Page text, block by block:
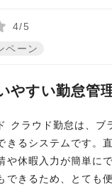
4/5
ペーン
やすい勤怠管
クラウド勤怠は、ブ
きるシステムです。
や休暇入力が簡単に
できるため、とても